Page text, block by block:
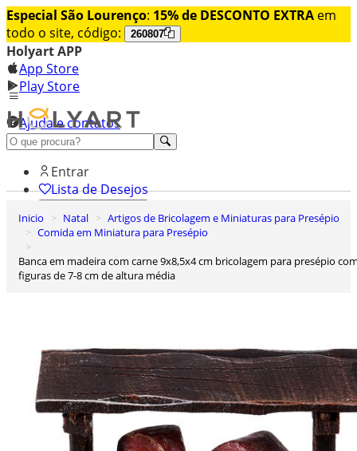
Especial São Lourenço: 15% de DESCONTO EXTRA em
todo o site, código:
260807
Holyart APP
App Store
Play Store
Ajuda e contatos
Conheça premium
Entrar
Lista de Desejos
Carrinho de Compras
Inicio Natal
Artigos de Bricolagem e Miniaturas para Presépio
Comida em Miniatura para Presépio
Banca em madeira com carne 9x8,5x4 cm bricolagem para presépio com
figuras de 7-8 cm de altura média